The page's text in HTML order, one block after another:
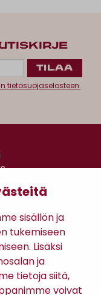
sisällön ja
tukemiseen
Lisäksi
ja
tietoja siitä,
voivat
tietosuojaselosteen.